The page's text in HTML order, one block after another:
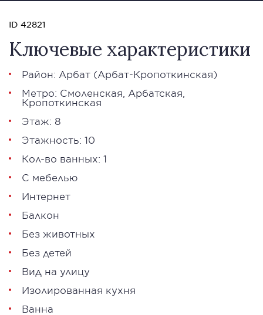
ID 42821
Ключевые характеристики
Район: Арбат (Арбат-Кропоткинская)
Метро: Смоленская Арбатская
Кропоткинская
Этаж: 8
Этажность: 10
Кол-во ванных: 1
С мебелью
Интернет
Балкон
Без животных
Без детей
Вид на улицу
Изолированная кухня
Ванна